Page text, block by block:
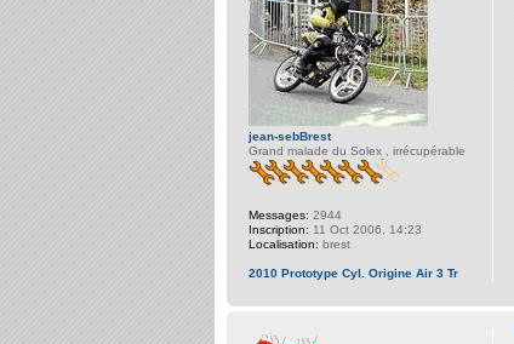
jean-sebBrest
Grand malade du Solex , irrécupérable
Messages: 2944
Inscription: 11 Oct 2006, 14:23
Localisation: brest
2010 Prototype Cyl. Origine Air 3 Tr